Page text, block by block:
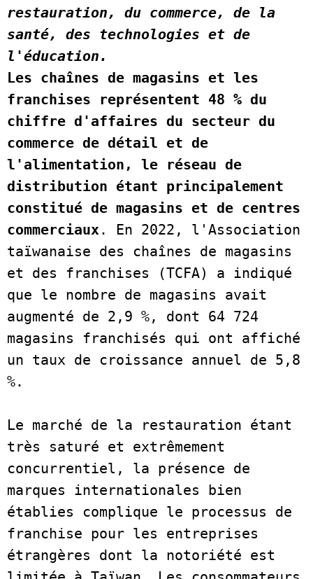
restauration, du commerce, de la
santé, des technologies et de
l'éducation.
Les chaînes de magasins et les
franchises représentent 48 % du
chiffre d'affaires du secteur du
commerce de détail et de
l'alimentation, le réseau de
distribution étant principalement
constitué de magasins et de centres
commerciaux . En 2022, l'Association
taïwanaise des chaînes de magasins
et des franchises (TCFA) a indiqué
que le nombre de magasins avait
augmenté de 2,9 %, dont 64 724
magasins franchisés qui ont affiché
un taux de croissance annuel de 5,8
%.
Le marché de la restauration étant
très saturé et extrêmement
concurrentiel, la présence de
marques internationales bien
établies complique le processus de
franchise pour les entreprises
étrangères dont la notoriété est